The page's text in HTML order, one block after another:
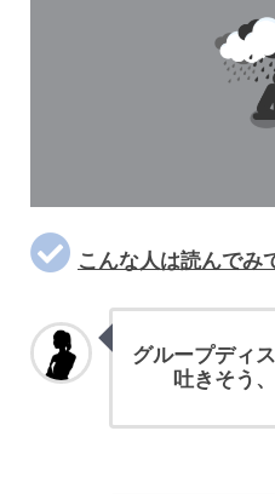
こんな人は読んでみ
グループディ
吐きそう